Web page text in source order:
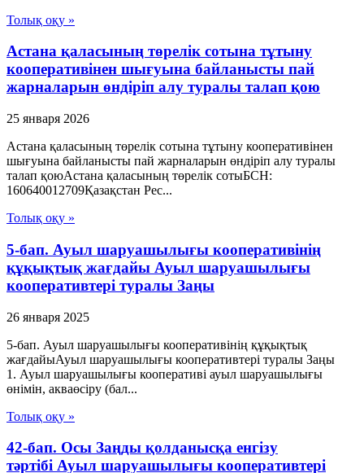
Толық оқу »
Астана қаласының төрелік сотына тұтыну
кооперативінен шығуына байланысты пай
жарналарын өндіріп алу туралы талап қою
25 января 2026
Астана қаласының төрелік сотына тұтыну кооперативінен
шығуына байланысты пай жарналарын өндіріп алу туралы
талап қоюАстана қаласының төрелік сотыБСН:
160640012709Қазақстан Рес...
Толық оқу »
5-бап. Ауыл шаруашылығы кооперативінің
құқықтық жағдайы Ауыл шаруашылығы
кооперативтері туралы Заңы
26 января 2025
5-бап. Ауыл шаруашылығы кооперативінің құқықтық
жағдайыАуыл шаруашылығы кооперативтері туралы Заңы
1. Ауыл шаруашылығы кооперативі ауыл шаруашылығы
өнімін, акваөсіру (бал...
Толық оқу »
42-бап. Осы Заңды қолданысқа енгізу
тәртібі Ауыл шаруашылығы кооперативтері